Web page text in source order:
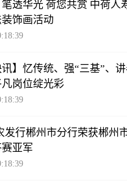
透华光 荷您共赏 中荷人
饰画活动
讯】忆传统、强“三基”、
岗位绽光彩
发行郴州市分行荣获郴州
亚军